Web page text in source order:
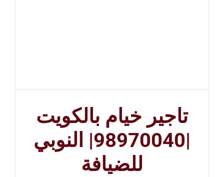
تاجير خيام بالكويت
|98970040| النوبي
للضيافة